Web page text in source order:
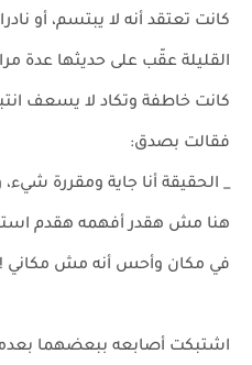
كانت تعتقد أنه لا يبتسم، أو
القليلة عقّب على حديثها عدة
كانت خاطفة وتكاد لا يسعف
فقالت بصدق:
_ الحقيقة أنا جاية ومقررة
هنا مش هقدر أفهمه هقدم
في مكان وأحس أنه مش مكاني !
اشتبكت أصابعه ببعضهما